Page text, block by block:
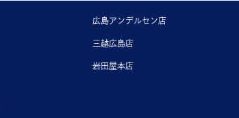
広島アンデルセン店
三越広島店
岩田屋本店